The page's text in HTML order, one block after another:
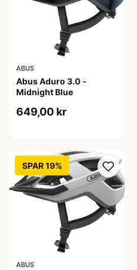
ABUS
Abus Aduro 3.0 -
Midnight Blue
649,00 kr
SPAR 19%
ABUS